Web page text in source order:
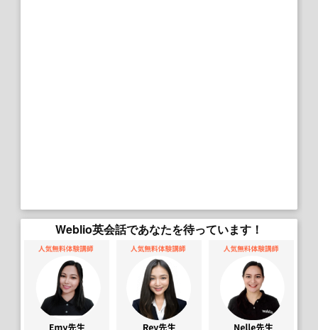
Weblio英会話であなたを待っています！